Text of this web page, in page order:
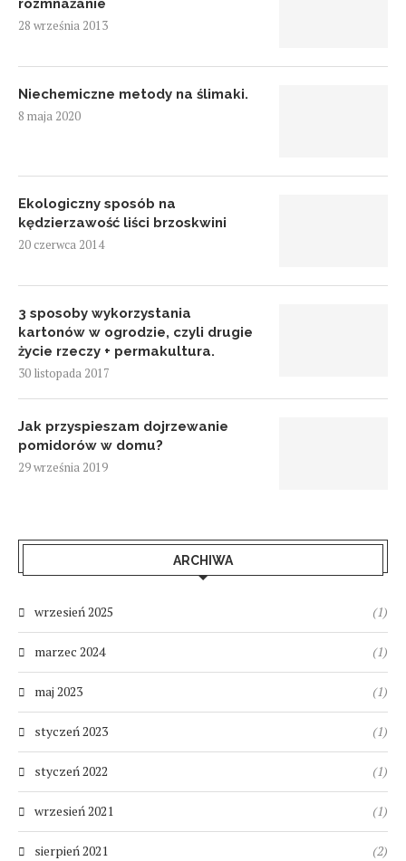
rozmnażanie
28 września 2013
Niechemiczne metody na ślimaki.
8 maja 2020
Ekologiczny sposób na
kędzierzawość liści brzoskwini
20 czerwca 2014
3 sposoby wykorzystania
kartonów w ogrodzie, czyli drugie
życie rzeczy + permakultura.
30 listopada 2017
Jak przyspieszam dojrzewanie
pomidorów w domu?
29 września 2019
ARCHIWA
wrzesień 2025 (1)
marzec 2024 (1)
maj 2023 (1)
styczeń 2023 (1)
styczeń 2022 (1)
wrzesień 2021 (1)
sierpień 2021 (2)